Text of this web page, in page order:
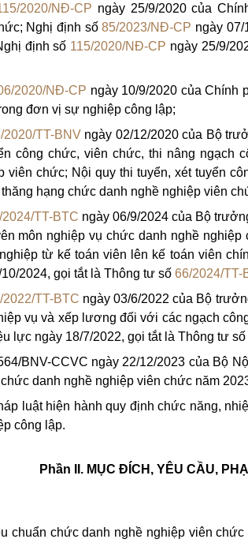
2020/NĐ-CP ngày 25/9/2020 của
Nghị định số85/2023/NĐ-CP ngày
định số 115/2020/NĐ-CP ngày 25/9/
2020/NĐ-CP ngày 10/9/2020 của Chính
đơn vị sự nghiệp công lập;
2020/TT-BNVngày 02/12/2020 của Bộ
công chức, viên chức, thi nâng ngạch
viên chức; Nội quy thi tuyển, xét tuyển
hạng chức danh nghề nghiệp viên
2024/TT-BTC ngày 06/9/2024 của Bộ
môn nghiệp vụ chức danh nghề nghiệp
từ kế toán viên lên kế toán viên
2024, gọi tắt là Thông tư số 66/2024/TT-
2022/TT-BTC ngày 03/6/2022 của Bộ
vụ và xếp lương đối với các ngạch
lực ngày 18/7/2022, gọi tắt là Thông tư số
BNV-CCVC ngày 22/12/2023 của Bộ
danh nghề nghiệp viên chức năm
luật hiện hành quy định chức năng,
công lập.
Phần II. MỤC ĐÍCH, YÊU CẦU,
chuẩn chức danh nghề nghiệp viên